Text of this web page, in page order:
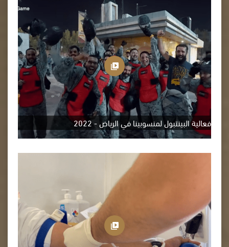
فعالية البينتبول لمنسوبينا في الرياض - 2022